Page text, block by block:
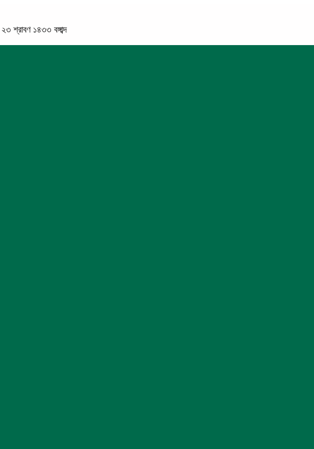
শ্রাবণ ১৪৩৩ বঙ্গাব্দ